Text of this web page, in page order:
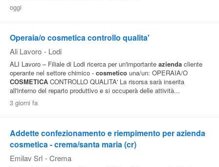
oggi
Operaia/o cosmetica controllo qualita'
Ali Lavoro - Lodi
ALI Lavoro – Filiale di Lodi ricerca per un'importante azienda cliente
operante nel settore chimico - cosmetico una/un: OPERAIA/O
COSMETICA CONTROLLO QUALITA' La risorsa sarà inserita
all'interno del reparto produttivo e si occuperà delle attività...
3 giorni fa
Addette confezionamento e riempimento per azienda
cosmetica - crema/santa maria (cr)
Emilav Srl - Crema